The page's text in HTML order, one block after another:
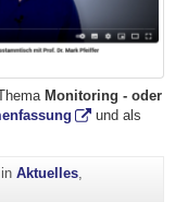
Monitoring - oder
und als
Aktuelles,